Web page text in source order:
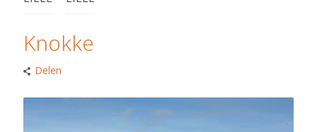
Knokke
Delen